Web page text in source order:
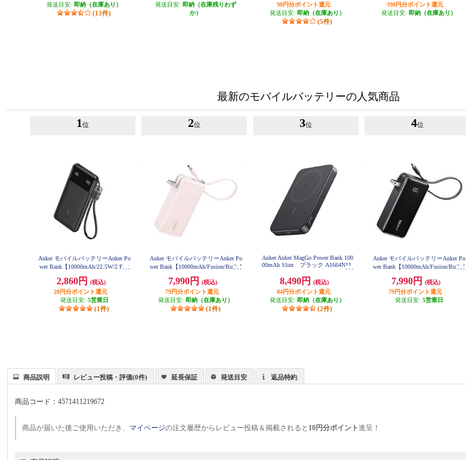
池/スマホ充電/携帯充電/災害/防災
グッズ/停電対策】 EFH-MBAA
発送目安: 即納（在庫あり）
(13件)
発送目安: 即納（在庫残りわず
か）
98円分ポイント還元
発送目安: 即納（在庫あり）
(5件)
398円分ポイント還元
発送目安: 即納（在庫あり）
最新のモバイルバッテリーの人気商品
1 位
Anker モバイルバッテリーAnker Po
wer Bank【10000mAh/22.5W/2 Port
ｸ】 A1388N11
2,860円
(税込)
28円分ポイント還元
発送目安: 5営業日
(1件)
2位
Anker モバイルバッテリーAnker Po
wer Bank【10000mAh/Fusion/Built-I
very対応 /2ポート/ﾋﾟﾝｸ】 A1637N5
1
7,990円
(税込)
79円分ポイント還元
発送目安: 即納（在庫あり）
(1件)
3位
Anker Anker MagGo Power Bank 100
00mAh Slim ブラック A1664N11
8,490円
(税込)
84円分ポイント還元
発送目安: 即納（在庫あり）
(2件)
4位
Anker モバイルバッテリーAnker Po
wer Bank【10000mAh/Fusion/Built-I
very対応 /2ポート/ﾌﾞﾗｯｸ】 A1637N
11
7,990円
(税込)
79円分ポイント還元
発送目安: 5営業日
商品説明 レビュー投稿・評価(0件) 延長保証 発送目安 返品特約
商品コード：4571411219672
商品が届いた後ご使用いただき、 マイページの注文履歴からレビュー投稿＆掲載されると 10円分ポイント進呈！